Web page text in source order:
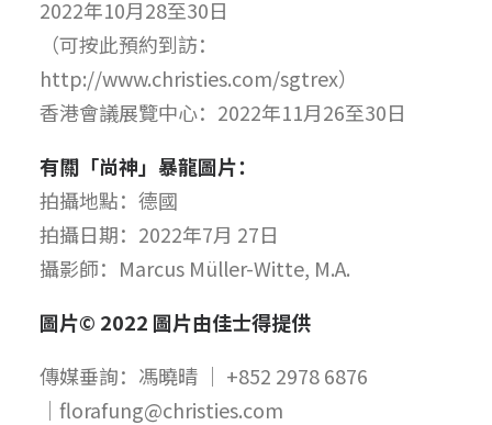
2022年10月28至30日
（可按此預約到訪：
http://www.christies.com/sgtrex）
香港會議展覽中心：2022年11月26至30日
有關「尚神」暴龍圖片：
拍攝地點：德國
拍攝日期：2022年7月 27日
攝影師：Marcus Müller-Witte, M.A.
圖片© 2022 圖片由佳士得提供
傳媒垂詢：馮曉晴 │ +852 2978 6876
│florafung@christies.com